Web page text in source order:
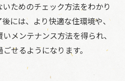
ためのチェック方法をわかり
には、より快適な住環境や、
メンテナンス方法を得られ、
せるようになります。